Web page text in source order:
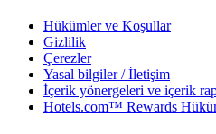
Hükümler ve Koşullar
Gizlilik
Çerezler
Yasal bilgiler / İletişim
İçerik yönergeleri ve içerik
Hotels.com™ Rewards